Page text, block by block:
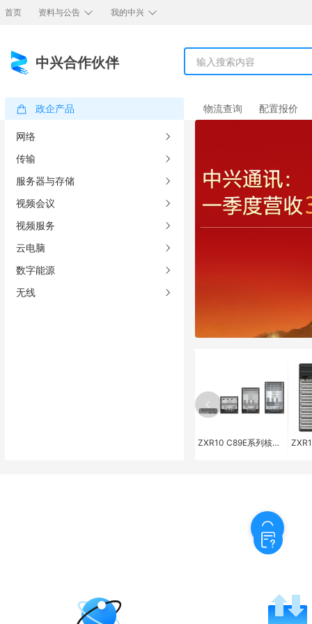
首页 资料与公告 我的中兴
中兴合作伙伴
物流查询 配置报价
政企产品
网络
传输
服务器与存储
视频会议
视频服务
云电脑
数字能源
无线
ZXR10 C89E系列核心交换机